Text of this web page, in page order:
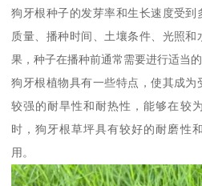
狗牙根种子的发芽率和生长速度受
质量、播种时间、土壤条件、光照
果，种子在播种前通常需要进行适当
狗牙根植物具有一些特点，使其成
较强的耐旱性和耐热性，能够在较
时，狗牙根草坪具有较好的耐磨性
用。